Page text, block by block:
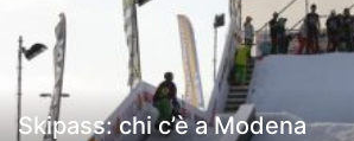
Skipass: chi c’è a Modena